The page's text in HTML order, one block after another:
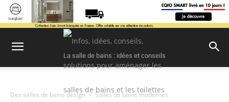
La salle de bains : idées et conseils
Des salles de bains design Salles de bains modernes